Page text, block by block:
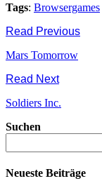
Tags: Browsergames
Read Previous
Mars Tomorrow
Read Next
Soldiers Inc.
Suchen
Neueste Beiträge